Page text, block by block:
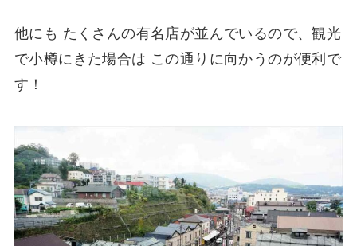
他にも たくさんの有名店が並んでいるので、観光
で小樽にきた場合は この通りに向かうのが便利で
す！